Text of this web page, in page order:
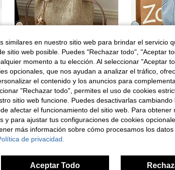
Desplazamientos
9
Nueva bolsa de playa de verano tejida, bolso de hombro casual para ir y venir, cierre de cordón, gran capacidad y versátil para mujeres
9,80€
6
35 Left
10,88€
similares en nuestro sitio web para brindar el servicio
sitio web posible. Puedes "Rechazar todo", "Aceptar
momento a tu elección. Al seleccionar "Aceptar
opcionales, que nos ayudan a analizar el tráfico,
el contenido y los anuncios para
"Rechazar todo", permites el uso de cookies
sitio web funcione. Puedes desactivarlas cambiando
afectar el funcionamiento del sitio web. Para obtener
y para ajustar tus configuraciones de cookies
más información sobre cómo procesamos los datos
de privacidad.
Aceptar Todo